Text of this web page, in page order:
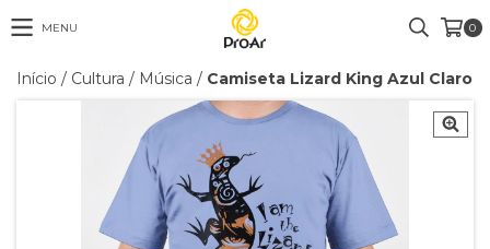
MENU 0
Início / Cultura / Música / Camiseta Lizard King Azul Claro